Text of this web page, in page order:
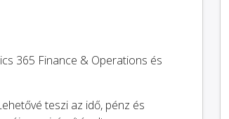
365 Finance & Operations és
teszi az idő, pénz és